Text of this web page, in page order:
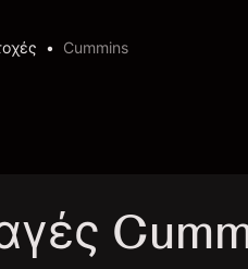
Cummins